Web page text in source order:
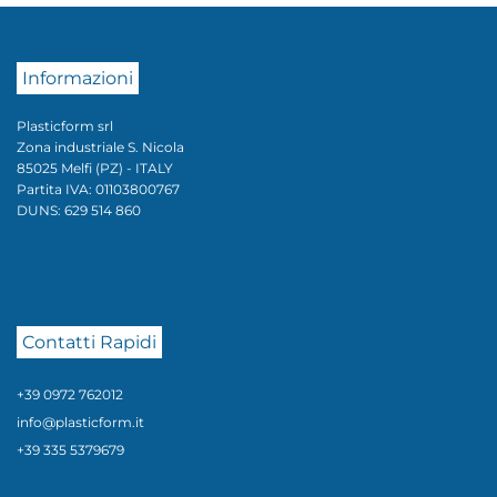
Informazioni
Plasticform srl
Zona industriale S. Nicola
85025 Melfi (PZ) - ITALY
Partita IVA: 01103800767
DUNS: 629 514 860
Contatti Rapidi
+39 0972 762012
info@plasticform.it
+39 335 5379679